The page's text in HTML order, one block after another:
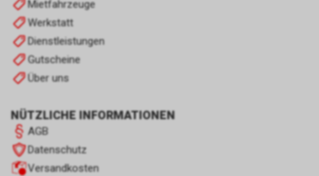
Mietfahrzeuge
Werkstatt
Dienstleistungen
Gutscheine
Über uns
NÜTZLICHE INFORMATIONEN
AGB
Datenschutz
Versandkosten